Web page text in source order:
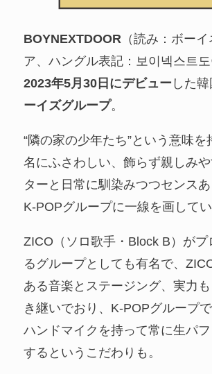
BOYNEXTDOOR （読み：ボー
ア、ハングル表記：보이넥스트도
2023年5月30日にデビュー した
ーイズグループ。
“隣の家の少年たち”という意味を
名にふさわしい、飾らず親しみ
ターと日常に馴染みつつセンス
K-POPグループに一線を画してい
ZICO（ソロ歌手・Block B）がプ
るグループとしても有名で、
ある音楽とステージング、実力も
き継いでおり、K-POPグループで
ハンドマイクを持って常に生パ
するというこだわりも。